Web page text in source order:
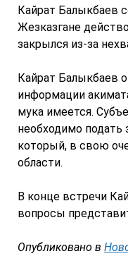
Кайрат Балыкбаев
Жезказгане
закрылся из-за
Кайрат Балыкбаев
информации
мука имеется.
необходимо подать
который, в свою
области.
В конце встречи
вопросы
Опубликовано в